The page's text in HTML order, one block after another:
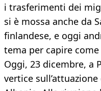
i trasferimenti dei
si è mossa anche da
finlandese, e oggi
tema per capire come
Oggi, 23 dicembre, a
vertice